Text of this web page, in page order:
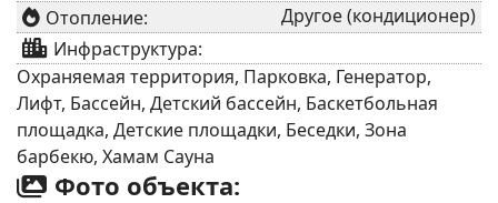
Отопление:
Другое (кондиционер)
Инфраструктура:
Охраняемая территория, Парковка, Генератор,
Лифт, Бассейн, Детский бассейн, Баскетбольная
площадка, Детские площадки, Беседки, Зона
барбекю, Хамам Сауна
Фото объекта: